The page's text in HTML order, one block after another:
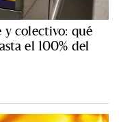
y colectivo: qué
el 100% del